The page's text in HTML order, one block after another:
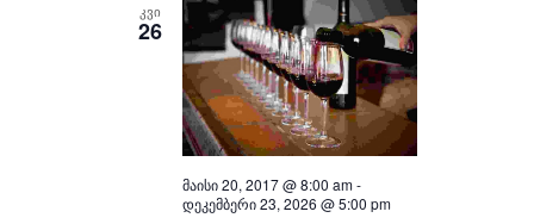
ᲙᲕᲘ
26
მაისი 20, 2017 @ 8:00 am-
დეკემბერი 23, 2026 @ 5:00 pm